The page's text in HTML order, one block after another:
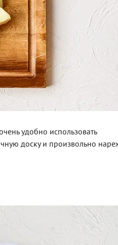
удобно использовать
доску и произвольно